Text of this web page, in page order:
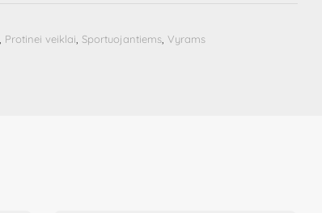
Protinei veiklai Sportuojantiems Vyrams